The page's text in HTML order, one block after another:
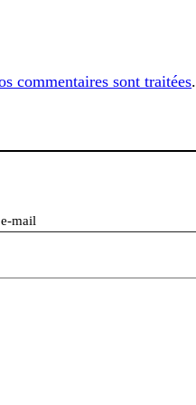
commentaires sont traitées.
mail